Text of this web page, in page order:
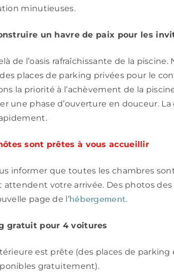
minutieuses.
un havre de paix pour les
de l’oasis rafraîchissante de la piscine.
places de parking privées pour le
la priorité à l’achèvement de la
une phase d’ouverture en douceur.
sont prêtes à vous accueillir
informer que toutes les chambres
votre arrivée. Des photos des
page de l’hébergement.
gratuit pour 4 voitures
est prête (des places de parking
gratuitement).